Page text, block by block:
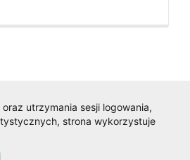
utrzymania sesji logowania,
strona wykorzystuje